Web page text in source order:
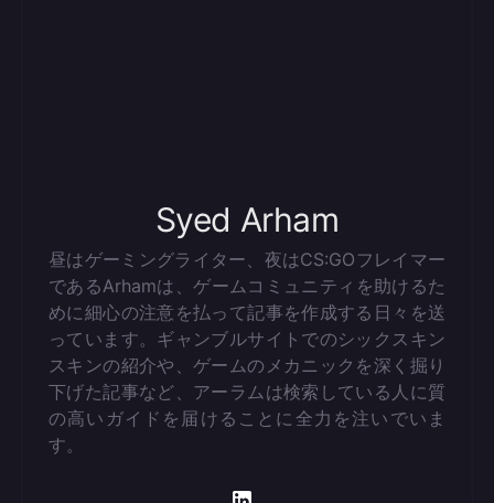
Syed Arham
昼はゲーミングライター、夜はCS:GOフレイマー
であるArhamは、ゲームコミュニティを助けるた
めに細心の注意を払って記事を作成する日々を送
っています。ギャンブルサイトでのシックスキン
スキンの紹介や、ゲームのメカニックを深く掘り
下げた記事など、アーラムは検索している人に質
の高いガイドを届けることに全力を注いでいま
す。